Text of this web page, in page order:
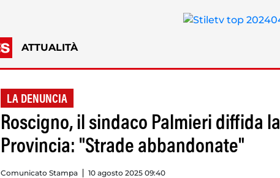
ATTUALITÀ
LA DENUNCIA
Roscigno, il sindaco Palmieri diffida la
Provincia: "Strade abbandonate"
Comunicato Stampa 10 agosto 2025 09:40